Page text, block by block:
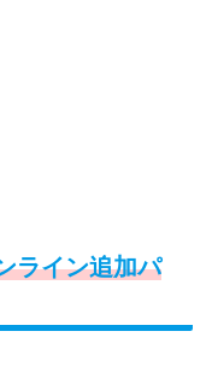
ライン追加パ